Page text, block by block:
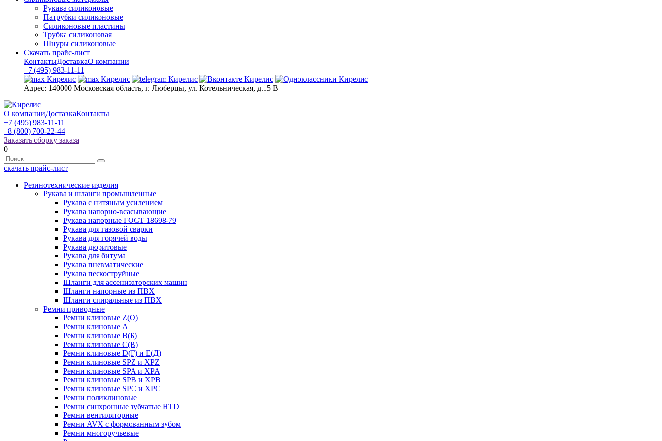
Рукава силиконовые
Патрубки силиконовые
Силиконовые пластины
Трубка силиконовая
Шнуры силиконовые
Скачать прайс-лист
КонтактыДоставкаО компании
+7 (495) 983-11-11
Адрес: 140000 Московская область, г. Люберцы, ул. Котельническая, д.15 В
О компанииДоставкаКонтакты
+7 (495) 983-11-11
8 (800) 700-22-44
Заказать сборку заказа
0
скачать прайс-лист
Резинотехнические изделия
Рукава и шланги промышленные
Рукава с нитяным усилением
Рукава напорно-всасывающие
Рукава напорные ГОСТ 18698-79
Рукава для газовой сварки
Рукава для горячей воды
Рукава дюритовые
Рукава для битума
Рукава пневматические
Рукава пескоструйные
Шланги для ассенизаторских машин
Шланги напорные из ПВХ
Шланги спиральные из ПВХ
Ремни приводные
Ремни клиновые Z(О)
Ремни клиновые А
Ремни клиновые В(Б)
Ремни клиновые С(В)
Ремни клиновые D(Г) и Е(Д)
Ремни клиновые SPZ и XPZ
Ремни клиновые SPA и XPA
Ремни клиновые SPB и XPB
Ремни клиновые SPC и XPC
Ремни поликлиновые
Ремни синхронные зубчатые HTD
Ремни вентиляторные
Ремни AVX с формованным зубом
Ремни многоручьевые